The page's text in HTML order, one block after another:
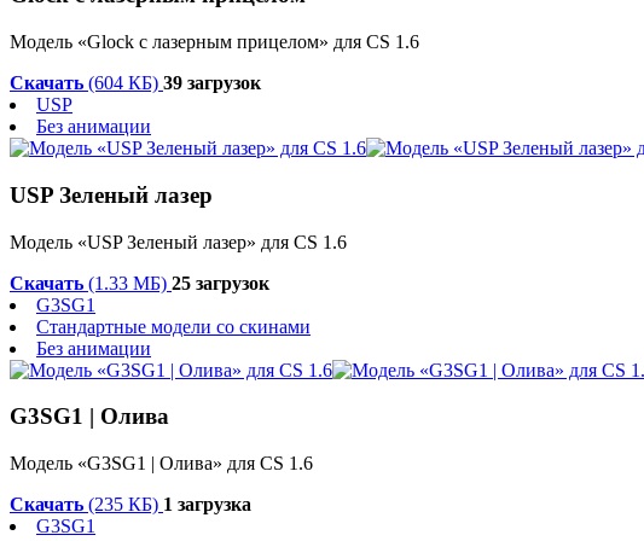
Модель «Glock с лазерным прицелом» для CS 1.6
Скачать (604 КБ) 39 загрузок
USP
Без анимации
USP Зеленый лазер
Модель «USP Зеленый лазер» для CS 1.6
Скачать (1.33 МБ) 25 загрузок
G3SG1
Стандартные модели со скинами
Без анимации
G3SG1 | Олива
Модель «G3SG1 | Олива» для CS 1.6
Скачать (235 КБ) 1 загрузка
G3SG1